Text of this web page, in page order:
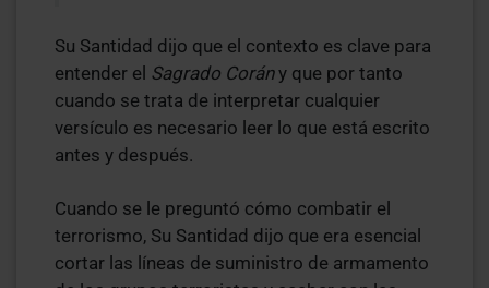
Su Santidad dijo que el contexto es clave para
entender el Sagrado Corány que por tanto
cuando se trata de interpretar cualquier
versículo es necesario leer lo que está escrito
antes y después.
Cuando se le preguntó cómo combatir el
terrorismo, Su Santidad dijo que era esencial
cortar las líneas de suministro de armamento